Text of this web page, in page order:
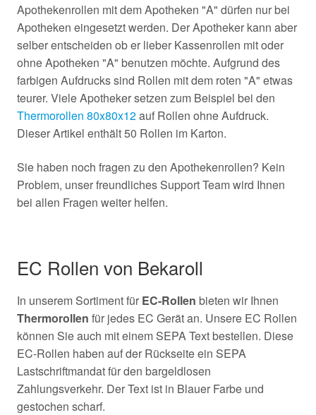
Apothekenrollen mit dem Apotheken "A" dürfen nur bei
Apotheken eingesetzt werden. Der Apotheker kann aber
selber entscheiden ob er lieber Kassenrollen mit oder
ohne Apotheken "A" benutzen möchte. Aufgrund des
farbigen Aufdrucks sind Rollen mit dem roten "A" etwas
teurer. Viele Apotheker setzen zum Beispiel bei den
Thermorollen 80x80x12auf Rollen ohne Aufdruck.
Dieser Artikel enthält 50 Rollen im Karton.
Sie haben noch fragen zu den Apothekenrollen? Kein
Problem, unser freundliches Support Team wird Ihnen
bei allen Fragen weiter helfen.
EC Rollen von Bekaroll
In unserem Sortiment für EC-Rollen bieten wir Ihnen
Thermorollen für jedes EC Gerät an. Unsere EC Rollen
können Sie auch mit einem SEPA Text bestellen. Diese
EC-Rollen haben auf der Rückseite ein SEPA
Lastschriftmandat für den bargeldlosen
Zahlungsverkehr. Der Text ist in Blauer Farbe und
gestochen scharf.